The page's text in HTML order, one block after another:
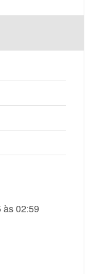
às 02:59